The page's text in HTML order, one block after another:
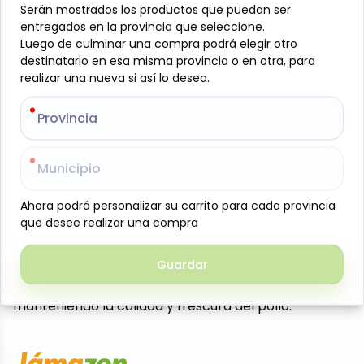
Especificaciones
-
Sanderson Farms, ideal para abastecer hogares
Este producto congelado ofrece muslos de pollo
con piel y hueso, reconocidos por su sabor jugoso y
textura tierna, perfectos para freír, asar, hornear o
guisar. Su presentación en caja permite un mejor
almacenamiento y ahorro al comprar en volumen,
manteniendo la calidad y frescura del pollo.
Serán mostrados los productos que puedan ser
entregados en la provincia que seleccione.
Luego de culminar una compra podrá elegir otro
destinatario en esa misma provincia o en otra, para
realizar una nueva si así lo desea.
Provincia
Municipio
Ahora podrá personalizar su carrito para cada provincia
que desee realizar una compra
Guardar
Serán mostrados los productos que puedan ser
entregados en la provincia que seleccione.
Luego de culminar una compra podrá elegir otro
destinatario en esa misma provincia o en otra, para
realizar una nueva si así lo desea.
Provincia
Municipio
Ahora podrá personalizar su carrito para cada provincia
que desee realizar una compra
Guardar